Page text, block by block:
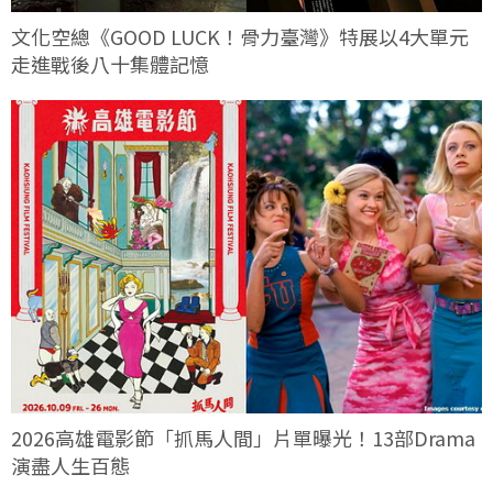
文化空總《GOOD LUCK！骨力臺灣》特展以4大單元
走進戰後八十集體記憶
2026高雄電影節「抓馬人間」片單曝光！13部Drama
演盡人生百態